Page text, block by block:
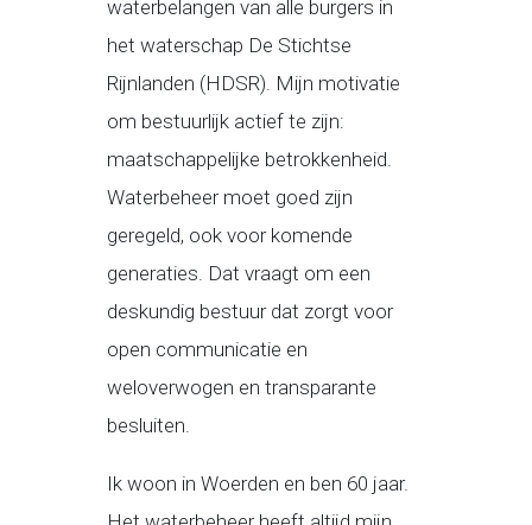
waterbelangen van alle burgers in
het waterschap De Stichtse
Rijnlanden (HDSR). Mijn motivatie
om bestuurlijk actief te zijn:
maatschappelijke betrokkenheid.
Waterbeheer moet goed zijn
geregeld, ook voor komende
generaties. Dat vraagt om een
deskundig bestuur dat zorgt voor
open communicatie en
weloverwogen en transparante
besluiten.
Ik woon in Woerden en ben 60 jaar.